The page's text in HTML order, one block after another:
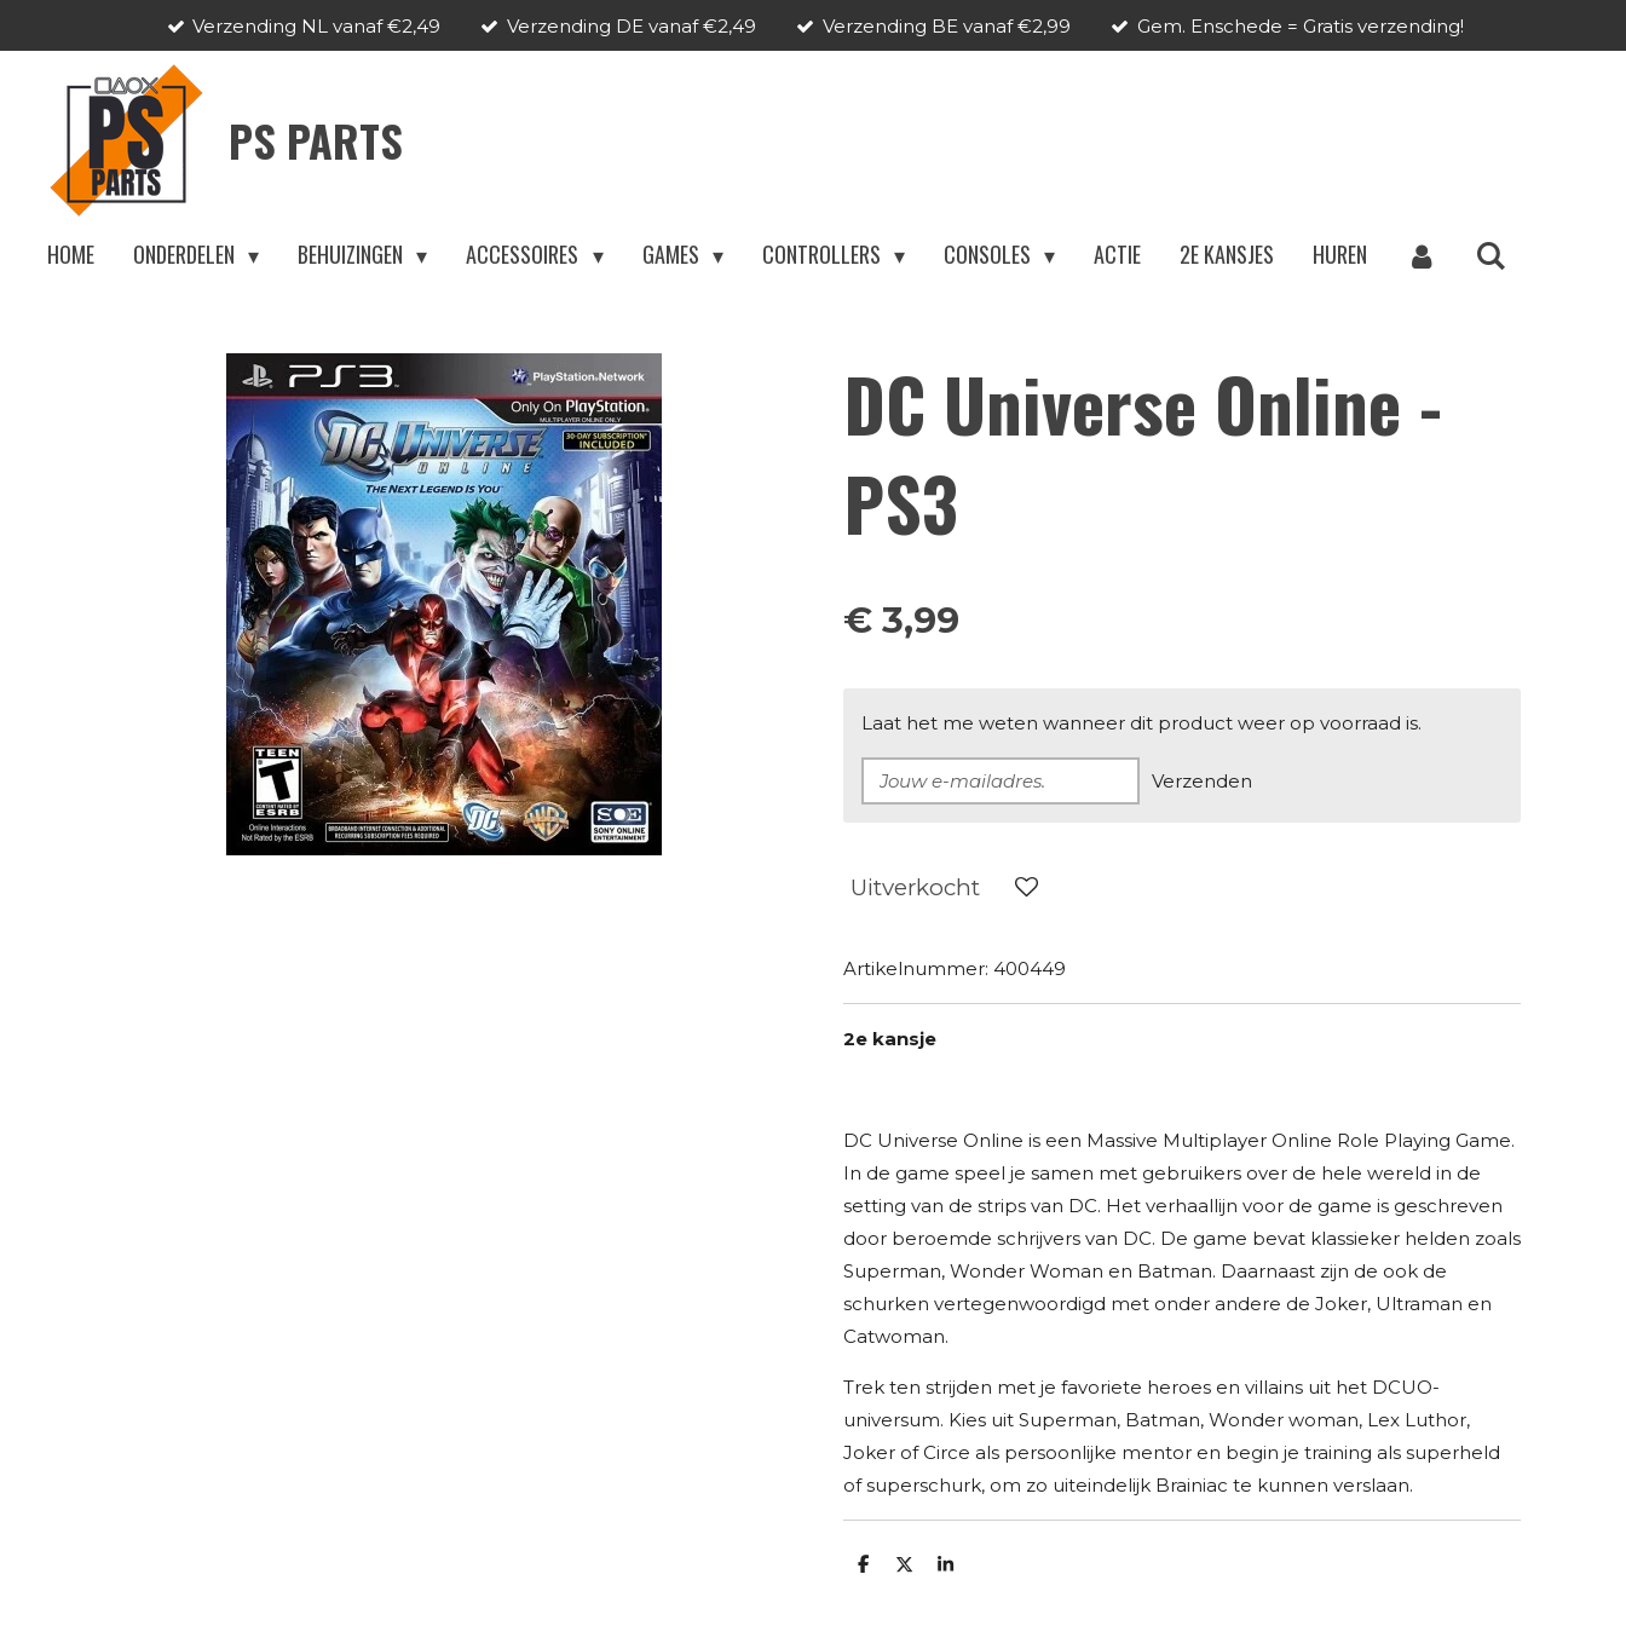
hoofdinhoud
Verzending NL vanaf €2,49 Verzending DE vanaf €2,49 Verzending BE vanaf €2,99 Gem. Enschede = Gratis verzending!
PS PARTS
HOME ONDERDELEN BEHUIZINGEN ACCESSOIRES GAMES CONTROLLERS CONSOLES ACTIE 2E KANSJES HUREN
DC Universe Online -
PS3
€ 3,99
Laat het me weten wanneer dit product weer op voorraad is.
Verzenden
Uitverkocht
Artikelnummer: 400449
2e kansje
DC Universe Online is een Massive Multiplayer Online Role Playing Game.
In de game speel je samen met gebruikers over de hele wereld in de
setting van de strips van DC. Het verhaallijn voor de game is geschreven
door beroemde schrijvers van DC. De game bevat klassieker helden zoals
Superman, Wonder Woman en Batman. Daarnaast zijn de ook de
schurken vertegenwoordigd met onder andere de Joker, Ultraman en
Catwoman.
Trek ten strijden met je favoriete heroes en villains uit het DCUO-
universum. Kies uit Superman, Batman, Wonder woman, Lex Luthor,
Joker of Circe als persoonlijke mentor en begin je training als superheld
of superschurk, om zo uiteindelijk Brainiac te kunnen verslaan.
D
D
S